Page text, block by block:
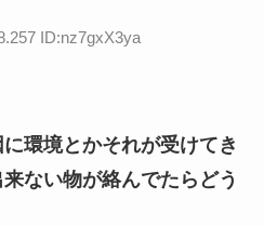
ID:nz7gxX3ya
環境とかそれが受けてき
ない物が絡んでたらどう